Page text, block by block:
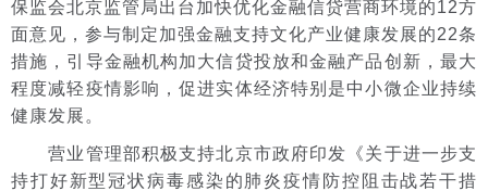
保监会北京监管局出台加快优化金融信贷营商环境的12方
面意见，参与制定加强金融支持文化产业健康发展的22条
措施，引导金融机构加大信贷投放和金融产品创新，最大
程度减轻疫情影响，促进实体经济特别是中小微企业持续
健康发展。
营业管理部积极支持北京市政府印发《关于进一步支
持打好新型冠状病毒感染的肺炎疫情防控阻击战若干措